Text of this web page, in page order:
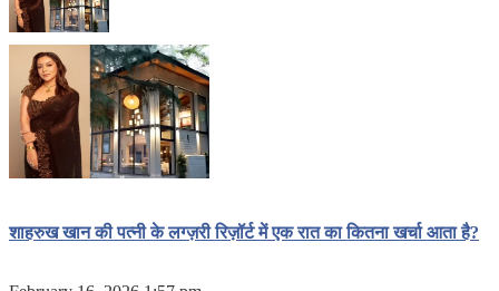
शाहरुख खान की पत्नी के लग्ज़री रिज़ॉर्ट में एक रात का कितना खर्चा आता है?